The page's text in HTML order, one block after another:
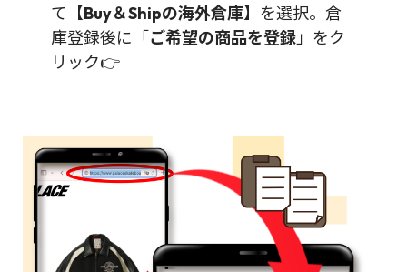
て【Buy＆Shipの海外倉庫】を選択。倉
庫登録後に「ご希望の商品を登録」をク
リック👉